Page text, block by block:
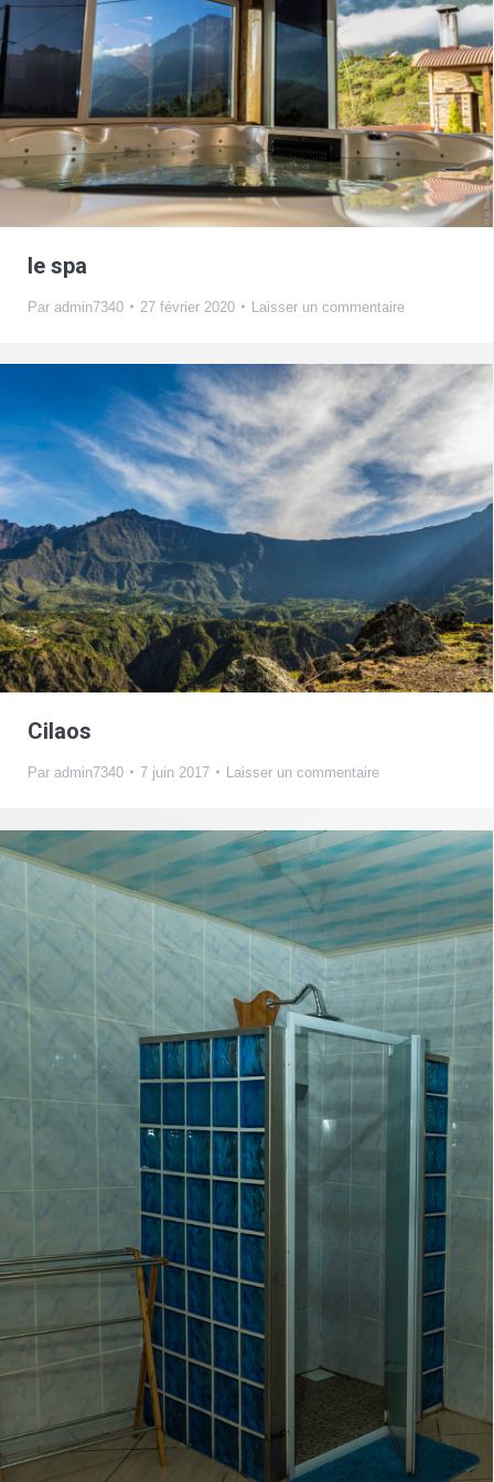
le spa
Par admin7340 27 février 2020 Laisser un commentaire
Cilaos
Par admin7340 7 juin 2017 Laisser un commentaire